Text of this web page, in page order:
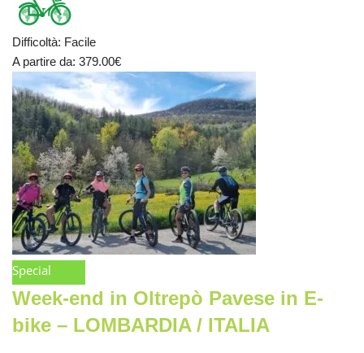
Difficoltà: Facile
A partire da: 379.00€
Special
Week-end in Oltrepò Pavese in E-
bike – LOMBARDIA / ITALIA